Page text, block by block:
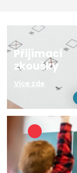
Přijímací
zkoušky
Více zde